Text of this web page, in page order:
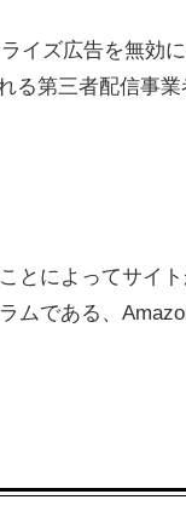
イズ広告を無効
る第三者配信事
とによってサイ
ムである、